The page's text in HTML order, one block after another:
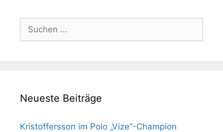
nach:
Neueste Beiträge
Kristoffersson im Polo „Vize“-Champion